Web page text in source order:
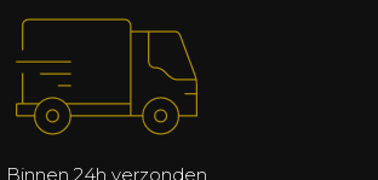
Binnen 24h verzonden